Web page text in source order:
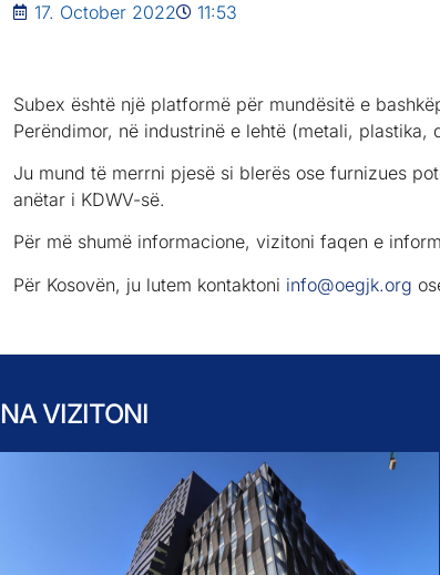
17. October 2022 11:53
Subex është një platformë për mundësitë e
Perëndimor, në industrinë e lehtë (metali,
Ju mund të merrni pjesë si blerës ose furnizues
anëtar i KDWV-së.
Për më shumë informacione, vizitoni faqen e
Për Kosovën, ju lutem kontaktoni info@oegjk.org
NA VIZITONI